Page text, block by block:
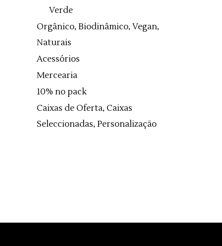
Verde
Orgânico, Biodinâmico, Vegan,
Naturais
Acessórios
Mercearia
10% no pack
Caixas de Oferta, Caixas
Seleccionadas, Personalização